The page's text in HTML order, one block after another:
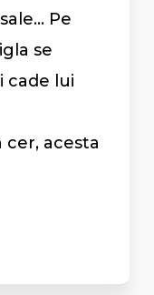
Pe
se
cade lui
cer, acesta